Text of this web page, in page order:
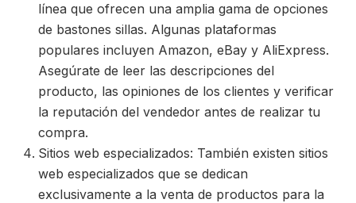
línea que ofrecen una amplia gama de opciones
de bastones sillas. Algunas plataformas
populares incluyen Amazon, eBay y AliExpress.
Asegúrate de leer las descripciones del
producto, las opiniones de los clientes y verificar
la reputación del vendedor antes de realizar tu
compra.
Sitios web especializados: También existen sitios
web especializados que se dedican
exclusivamente a la venta de productos para la